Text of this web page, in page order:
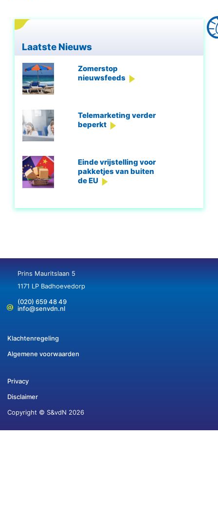
Laatste Nieuws
Zomerstop
nieuwsfeeds
Telemarketing verder
beperkt
Einde vrijstelling voor
pakketjes van buiten
de EU
Prins Mauritslaan 5
1171 LP Badhoevedorp
(020) 659 48 49
info@senvdn.nl
Klachtenregeling
Algemene voorwaarden
Privacy
Disclaimer
Copyright © S&vdN 2026